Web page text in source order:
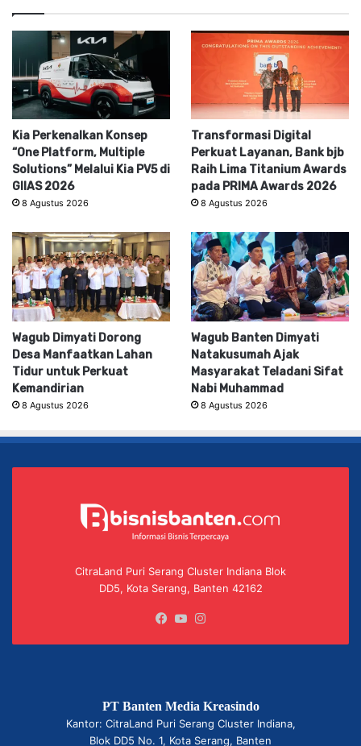
Kia Perkenalkan Konsep
“One Platform, Multiple
Solutions” Melalui Kia PV5 di
GIIAS 2026
8 Agustus 2026
Transformasi Digital
Perkuat Layanan, Bank bjb
Raih Lima Titanium Awards
pada PRIMA Awards 2026
8 Agustus 2026
Wagub Dimyati Dorong
Desa Manfaatkan Lahan
Tidur untuk Perkuat
Kemandirian
8 Agustus 2026
Wagub Banten Dimyati
Natakusumah Ajak
Masyarakat Teladani Sifat
Nabi Muhammad
8 Agustus 2026
CitraLand Puri Serang Cluster Indiana Blok
DD5, Kota Serang, Banten 42162
Facebook
YouTube
PT Banten Media Kreasindo
Kantor: CitraLand Puri Serang Cluster Indiana,
Blok DD5 No. 1, Kota Serang, Banten